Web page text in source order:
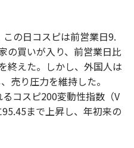
の日コスピは前営業日9.
の買いが入り、前営業日比
終えた。しかし、外国人は
売り圧力を維持した。
るコスピ200変動性指数（V
まで上昇し、年初来の